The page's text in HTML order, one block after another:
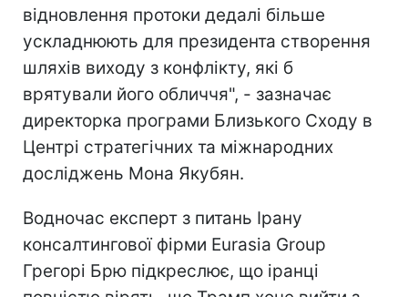
відновлення протоки дедалі більше
ускладнюють для президента створення
шляхів виходу з конфлікту, які б
врятували його обличчя", - зазначає
директорка програми Близького Сходу в
Центрі стратегічних та міжнародних
досліджень Мона Якубян.
Водночас експерт з питань Ірану
консалтингової фірми Eurasia Group
Грегорі Брю підкреслює, що іранці